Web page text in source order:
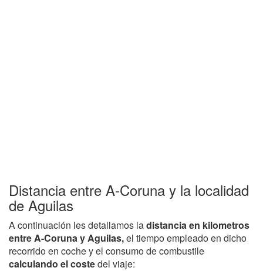
Distancia entre A-Coruna y la localidad
de Aguilas
A continuación les detallamos ladistancia en kilometros
entre A-Coruna y Aguilas,el tiempo empleado en dicho
recorrido en coche y el consumo de combustile
calculando el costedel viaje: